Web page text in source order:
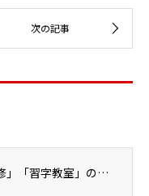
「防犯・交通安全研修」「習字教室」の２つが開催されました！